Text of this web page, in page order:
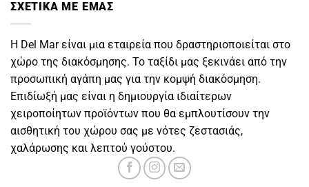
ΣΧΕΤΙΚΑ ΜΕ ΕΜΑΣ
Η Del Mar είναι μια εταιρεία που δραστηριοποιείται στο
χώρο της διακόσμησης. Το ταξίδι μας ξεκινάει από την
προσωπική αγάπη μας για την κομψή διακόσμηση.
Επιδίωξή μας είναι η δημιουργία ιδιαίτερων
χειροποίητων προϊόντων που θα εμπλουτίσουν την
αισθητική του χώρου σας με νότες ζεστασιάς,
χαλάρωσης και λεπτού γούστου.